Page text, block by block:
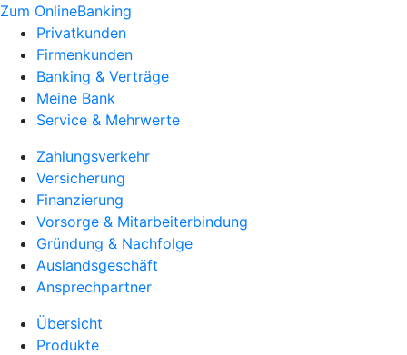
Zum OnlineBanking
Privatkunden
Firmenkunden
Banking & Verträge
Meine Bank
Service & Mehrwerte
Zahlungsverkehr
Versicherung
Finanzierung
Vorsorge & Mitarbeiterbindung
Gründung & Nachfolge
Auslandsgeschäft
Ansprechpartner
Übersicht
Produkte